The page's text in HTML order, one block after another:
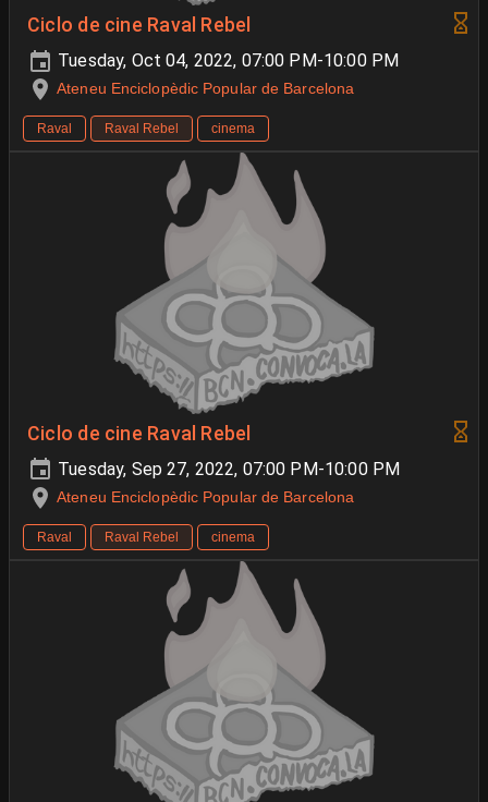
Ciclo de cine Raval Rebel
Tuesday, Oct 04, 2022, 07:00 PM-10:00 PM
Ateneu Enciclopèdic Popular de Barcelona
Raval Raval Rebel cinema
Ciclo de cine Raval Rebel
Tuesday, Sep 27, 2022, 07:00 PM-10:00 PM
Ateneu Enciclopèdic Popular de Barcelona
Raval Raval Rebel cinema